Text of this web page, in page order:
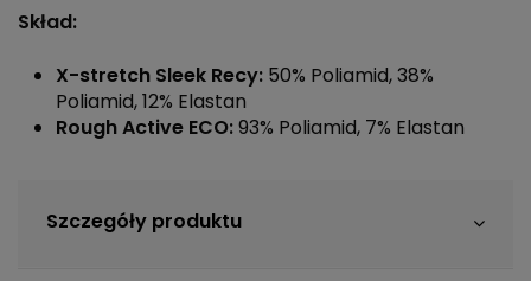
Skład:
X-stretch Sleek Recy: 50% Poliamid, 38%
Poliamid, 12% Elastan
Rough Active ECO:93% Poliamid, 7% Elastan
Szczegóły produktu